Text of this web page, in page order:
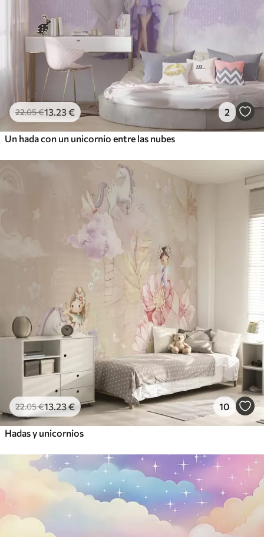
22.05€13.23€ 2
Un hada con un unicornio entre las nubes
22.05€13.23€ 10
Hadas y unicornios